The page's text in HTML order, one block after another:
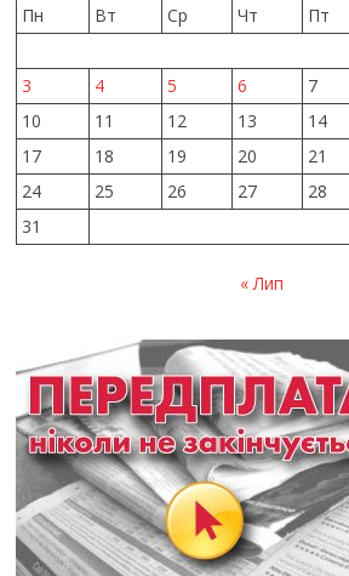
Пн
Вт Ср Чт Пт
3
4 5 6 7
10
11 12 13 14
17
18 19 20 21
24
25 26 27 28
31
« Лип